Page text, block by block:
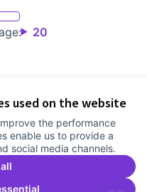
used on the website
the performance
enable us to provide a
social media channels.
20
language